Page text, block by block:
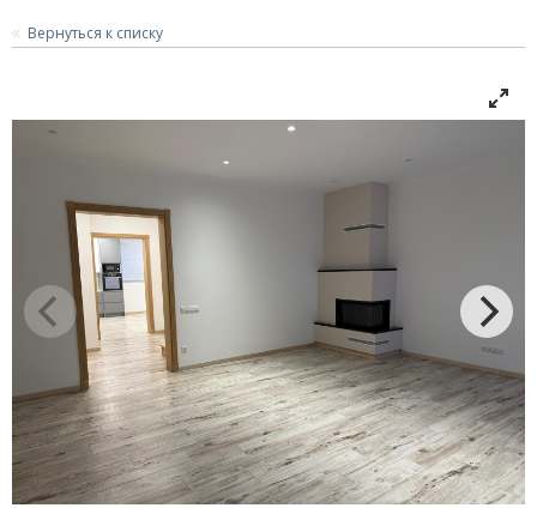
Вернуться к списку